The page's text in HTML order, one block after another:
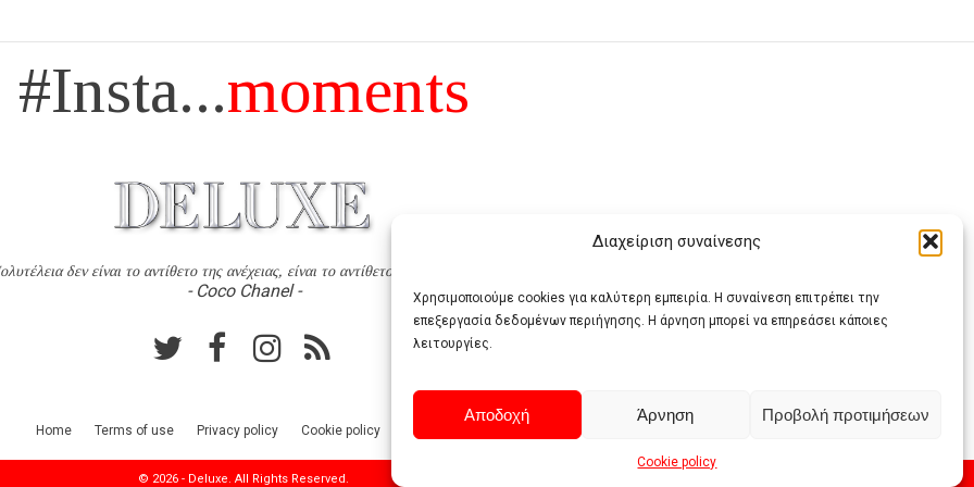
Διαχείριση συναίνεσης
Χρησιμοποιούμε cookies για καλύτερη εμπειρία. Η συναίνεση επιτρέπει την
επεξεργασία δεδομένων περιήγησης. Η άρνηση μπορεί να επηρεάσει κάποιες
λειτουργίες.
Αποδοχή Άρνηση Προβολή προτιμήσεων
Cookie policy
#Insta...moments
δεν είναι το αντίθετο της ανέχειας, είναι το αντίθετο της χυδαιότητας
- Coco Chanel -
Home Terms of use Privacy policy Cookie policy Contact
© 2026 - Deluxe. All Rights Reserved.